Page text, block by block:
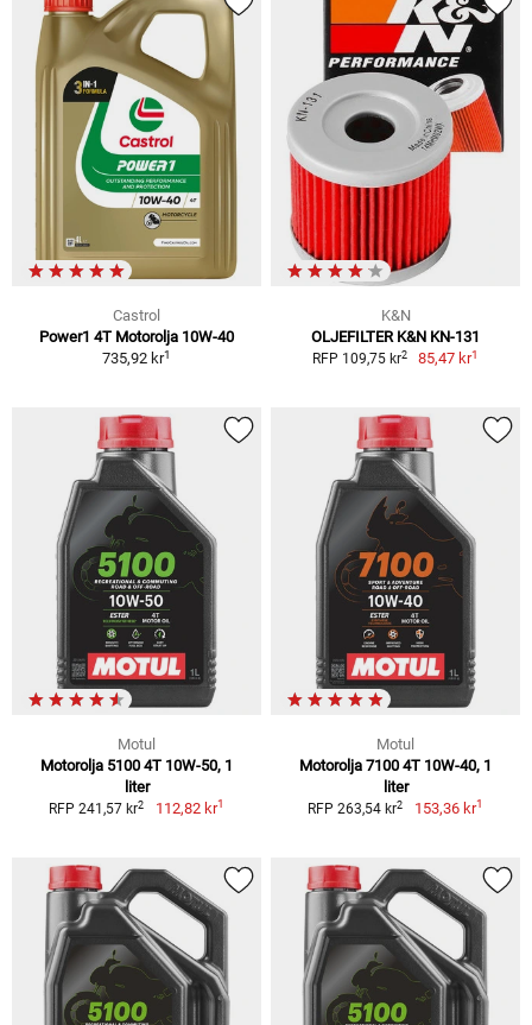
Castrol
Power1 4T Motorolja 10W-40
735,92 kr1
K&N
OLJEFILTER K&N KN-131
RFP 109,75 kr2 85,47 kr1
Motul
Motorolja 5100 4T 10W-50, 1
liter
RFP 241,57 kr2 112,82 kr1
Motul
Motorolja 7100 4T 10W-40, 1
liter
RFP 263,54 kr2 153,36 kr1